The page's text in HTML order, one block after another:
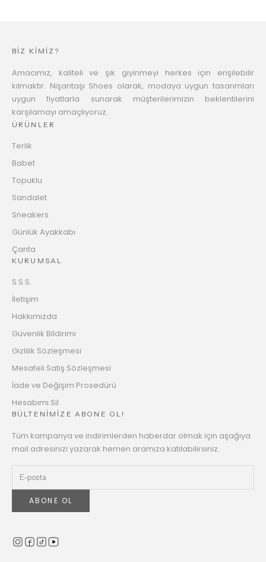
BİZ KİMİZ?
Amacımız, kaliteli ve şık giyinmeyi herkes için erişilebilir
kılmaktır. Nişantaşı Shoes olarak, modaya uygun tasarımları
uygun fiyatlarla sunarak müşterilerimizin beklentilerini
karşılamayı amaçlıyoruz.
ÜRÜNLER
Terlik
Babet
Topuklu
Sandalet
Sneakers
Günlük Ayakkabı
Çanta
KURUMSAL
S.S.S.
İletişim
Hakkımızda
Güvenlik Bildirimi
Gizlilik Sözleşmesi
Mesafeli Satış Sözleşmesi
İade ve Değişim Prosedürü
Hesabımı Sil
BÜLTENİMİZE ABONE OL!
Tüm kampanya ve indirimlerden haberdar olmak için aşağıya
mail adresinizi yazarak hemen aramıza katılabilirsiniz.
ABONE OL